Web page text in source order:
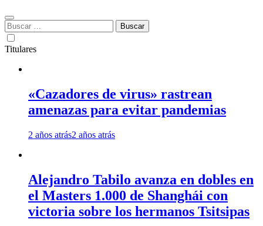
Buscar:
Titulares
«Cazadores de virus» rastrean
amenazas para evitar pandemias
2 años atrás2 años atrás
Alejandro Tabilo avanza en dobles en
el Masters 1.000 de Shanghái con
victoria sobre los hermanos Tsitsipas